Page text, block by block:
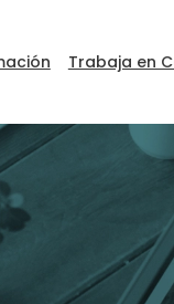
Trabaja en
ceibaDEVFEST